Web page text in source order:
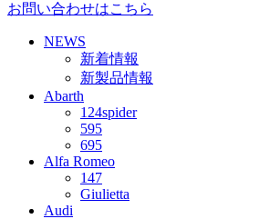
お問い合わせはこちら
NEWS
新着情報
新製品情報
Abarth
124spider
595
695
Alfa Romeo
147
Giulietta
Audi